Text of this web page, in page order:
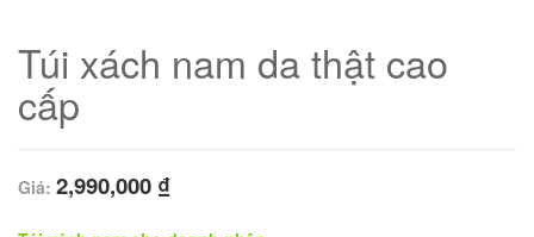
Túi xách nam da thật cao
cấp
Giá: 2,990,000 ₫